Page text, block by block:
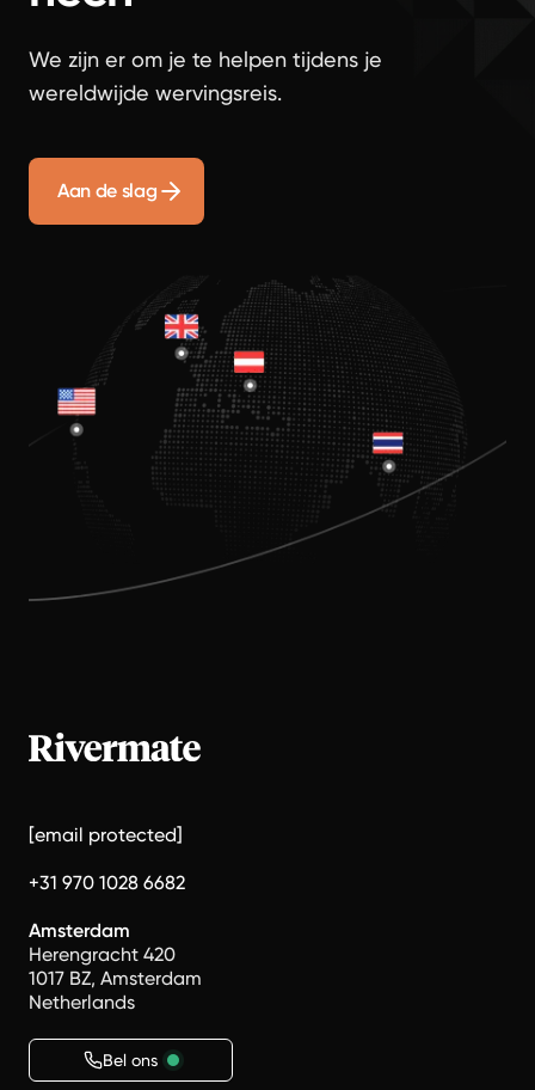
We zijn er om je te helpen tijdens je
wereldwijde wervingsreis.
Aan de slag
[email protected]
+31 970 1028 6682
Amsterdam
Herengracht 420
1017 BZ, Amsterdam
Netherlands
Bel ons